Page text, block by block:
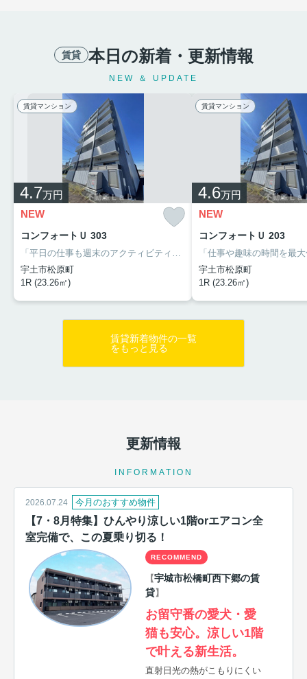
賃貸 本日の新着・更新情報
NEW ＆ UPDATE
賃貸マンション
4.7万円
NEW
コンフォートＵ 303
宇土市松原町
1R (23.26㎡)
賃貸マンション
4.6万円
NEW
コンフォートＵ 203
宇土市松原町
1R (23.26㎡)
賃貸新着物件の一覧
をもっと見る
更新情報
INFORMATION
2026.07.24 今月のおすすめ物件
【7・8月特集】ひんやり涼しい1階orエアコン全
室完備で、この夏乗り切る！
RECOMMEND
【宇城市松橋町西下郷の賃
貸】
お留守番の愛犬・愛
猫も安心。涼しい1階
で叶える新生活。
直射日光の熱がこもりにくい